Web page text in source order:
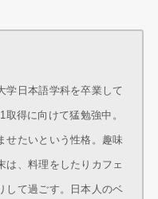
学日本語学科を卒業して
得に向けて猛勉強中。
せたいという性格。趣味
は、料理をしたりカフェ
して過ごす。日本人のベ